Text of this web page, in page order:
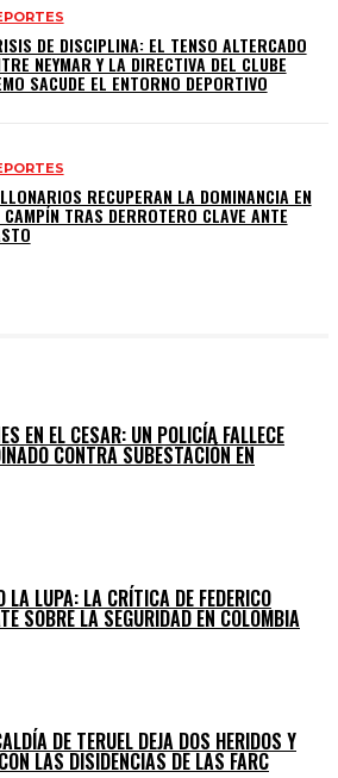
DE DISCIPLINA: EL TENSO ALTERCADO
NEYMAR Y LA DIRECTIVA DEL CLUBE
SACUDE EL ENTORNO DEPORTIVO
RECUPERAN LA DOMINANCIA EN
CAMPÍN TRAS DERROTERO CLAVE ANTE
EN EL CESAR: UN POLICÍA FALLECE
CONTRA SUBESTACIÓN EN
LA LUPA: LA CRÍTICA DE FEDERICO
SOBRE LA SEGURIDAD EN COLOMBIA
DE TERUEL DEJA DOS HERIDOS Y
LAS DISIDENCIAS DE LAS FARC